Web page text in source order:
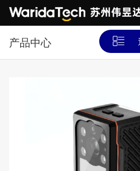
产品中心